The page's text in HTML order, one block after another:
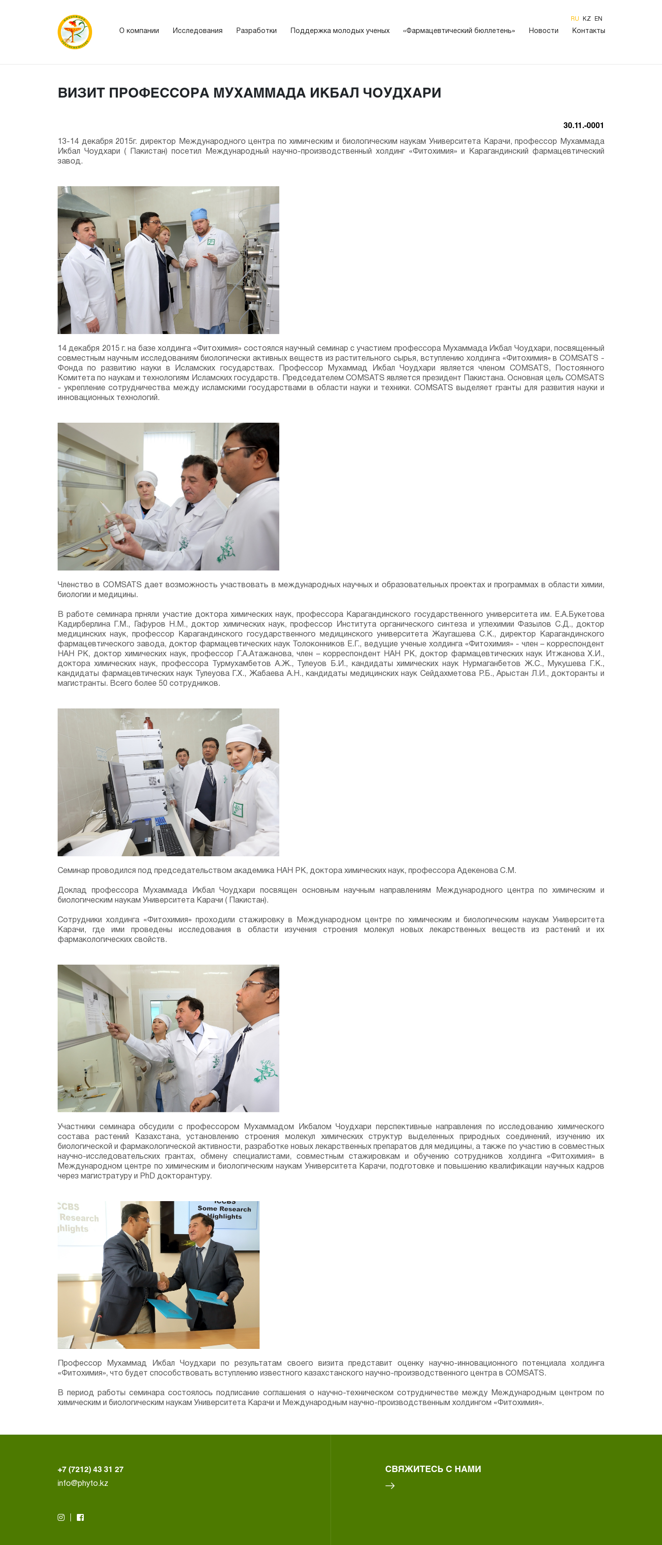
RU KZ EN
О компании Исследования Разработки Поддержка молодых ученых «Фармацевтический бюллетень» Новости Контакты
ВИЗИТ ПРОФЕССОРА МУХАММАДА ИКБАЛ ЧОУДХАРИ
30.11.-0001
13-14 декабря 2015г. директор Международного центра по химическим и биологическим наукам Университета Карачи, профессор Мухаммада
Икбал Чоудхари ( Пакистан) посетил Международный научно-производственный холдинг «Фитохимия» и Карагандинский фармацевтический
завод.
14 декабря 2015 г. на базе холдинга «Фитохимия» состоялся научный семинар с участием профессора Мухаммада Икбал Чоудхари, посвященный
совместным научным исследованиям биологически активных веществ из растительного сырья, вступлению холдинга «Фитохимия» в COMSATS -
Фонда по развитию науки в Исламских государствах. Профессор Мухаммад Икбал Чоудхари является членом COMSATS, Постоянного
Комитета по наукам и технологиям Исламских государств. Председателем COMSATS является президент Пакистана. Основная цель COMSATS
- укрепление сотрудничества между исламскими государствами в области науки и техники. COMSATS выделяет гранты для развития науки и
инновационных технологий.
Членство в COMSATS дает возможность участвовать в международных научных и образовательных проектах и программах в области химии,
биологии и медицины.
В работе семинара прняли участие доктора химических наук, профессора Карагандинского государственного университета им. Е.А.Букетова
Кадирберлина Г.М., Гафуров Н.М., доктор химических наук, профессор Института органического синтеза и углехимии Фазылов С.Д., доктор
медицинских наук, профессор Карагандинского государственного медицинского университета Жаугашева С.К., директор Карагандинского
фармацевтического завода, доктор фармацевтических наук Толоконников Е.Г., ведущие ученые холдинга «Фитохимия» - член – корреспондент
НАН РК, доктор химических наук, профессор Г.А.Атажанова, член – корреспондент НАН РК, доктор фармацевтических наук Итжанова Х.И.,
доктора химических наук, профессора Турмухамбетов А.Ж., Тулеуов Б.И., кандидаты химических наук Нурмаганбетов Ж.С., Мукушева Г.К.,
кандидаты фармацевтических наук Тулеуова Г.Х., Жабаева А.Н., кандидаты медицинских наук Сейдахметова Р.Б., Арыстан Л.И., докторанты и
магистранты. Всего более 50 сотрудников.
Семинар проводился под председательством академика НАН РК, доктора химических наук, профессора Адекенова С.М.
Доклад профессора Мухаммада Икбал Чоудхари посвящен основным научным направлениям Международного центра по химическим и
биологическим наукам Университета Карачи ( Пакистан).
Сотрудники холдинга «Фитохимия» проходили стажировку в Международном центре по химическим и биологическим наукам Университета
Карачи, где ими проведены исследования в области изучения строения молекул новых лекарственных веществ из растений и их
фармакологических свойств.
Участники семинара обсудили с профессором Мухаммадом Икбалом Чоудхари перспективные направления по исследованию химического
состава растений Казахстана, установлению строения молекул химических структур выделенных природных соединений, изучению их
биологической и фармакологической активности, разработке новых лекарственных препаратов для медицины, а также по участию в совместных
научно-исследовательских грантах, обмену специалистами, совместным стажировкам и обучению сотрудников холдинга «Фитохимия» в
Международном центре по химическим и биологическим наукам Университета Карачи, подготовке и повышению квалификации научных кадров
через магистратуру и PhD докторантуру.
Профессор Мухаммад Икбал Чоудхари по результатам своего визита представит оценку научно-инновационного потенциала холдинга
«Фитохимия», что будет способствовать вступлению известного казахстанского научно-производственного центра в COMSATS.
В период работы семинара состоялось подписание соглашения о научно-техническом сотрудничестве между Международным центром по
химическим и биологическим наукам Университета Карачи и Международным научно-производственным холдингом «Фитохимия».
+7 (7212) 43 31 27
info@phyto.kz
СВЯЖИТЕСЬ С НАМИ